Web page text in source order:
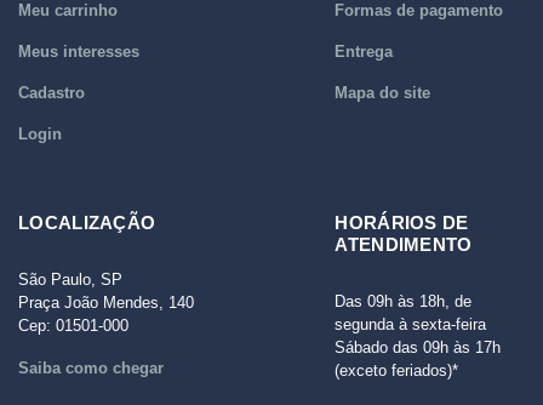
Meu carrinho
Meus interesses
Cadastro
Login
Formas de pagamento
Entrega
Mapa do site
LOCALIZAÇÃO
São Paulo, SP
Praça João Mendes, 140
Cep: 01501-000
Saiba como chegar
HORÁRIOS DE
ATENDIMENTO
Das 09h às 18h, de
segunda à sexta-feira
Sábado das 09h às 17h
(exceto feriados)*